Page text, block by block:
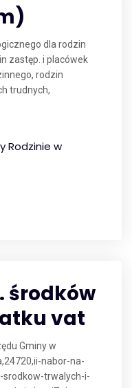
dla rodzin
zastęp. i placówek
rodzin
trudnych,
Rodzinie w
środków
vat
Gminy w
nabor-na-
trwalych-i-